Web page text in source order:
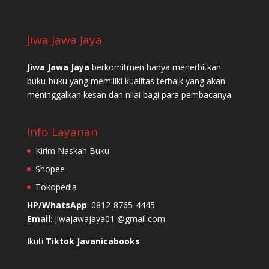
Jiwa Jawa Jaya
Jiwa Jawa Jaya berkomitmen hanya menerbitkan
buku-buku yang memiliki kualitas terbaik yang akan
meninggalkan kesan dan nilai bagi para pembacanya.
Info Layanan
Kirim Naskah Buku
Shopee
Tokopedia
HP/WhatsApp: 0812-8765-4445
Email: jiwajawajaya01 @gmail.com
Ikuti Tiktok Javanicabooks